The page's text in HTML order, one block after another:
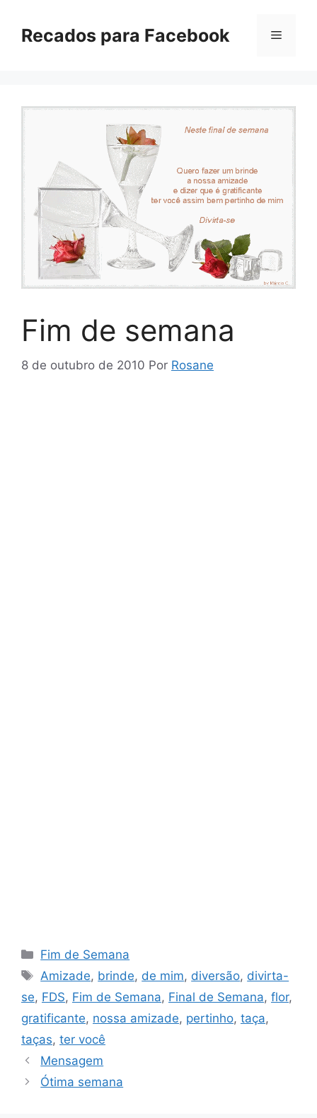
paraRecados para Facebook Menu
Fim de semana
8 de outubro de 2010 Por Rosane
Categorias
Fim de Semana
Tags
Amizade, brinde, de mim, diversão, divirta-
se, FDS, Fim de Semana, Final de Semana, flor,
gratificante, nossa amizade, pertinho, taça,
taças, ter você
Mensagem
Ótima semana